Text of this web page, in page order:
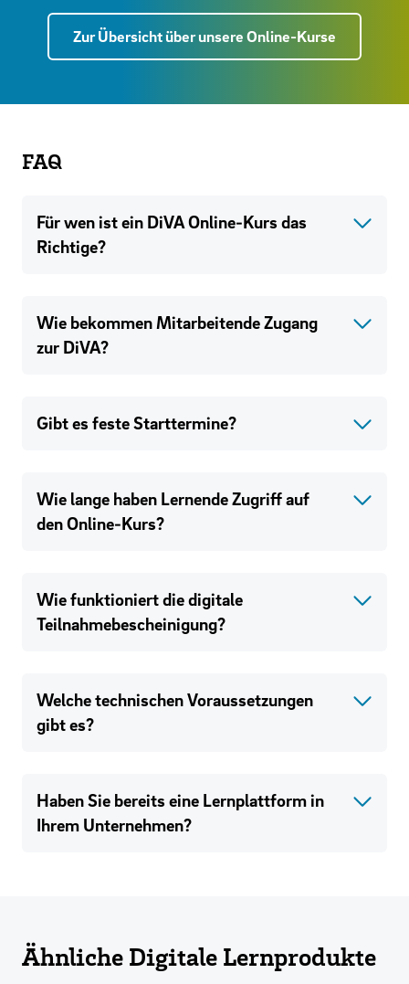
Zur Übersicht über unsere Online-Kurse
FAQ
Für wen ist ein DiVA Online-Kurs das
Richtige?
Wie bekommen Mitarbeitende Zugang
zur DiVA?
Gibt es feste Starttermine?
Wie lange haben Lernende Zugriff auf
den Online-Kurs?
Wie funktioniert die digitale
Teilnahmebescheinigung?
Welche technischen Voraussetzungen
gibt es?
Haben Sie bereits eine Lernplattform in
Ihrem Unternehmen?
Ähnliche Digitale Lernprodukte